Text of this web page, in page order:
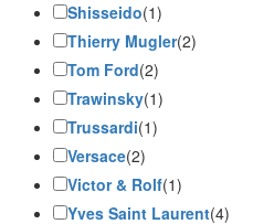
Shisseido(1)
Thierry Mugler(2)
Tom Ford(2)
Trawinsky(1)
Trussardi(1)
Versace(2)
Victor & Rolf(1)
Yves Saint Laurent(4)